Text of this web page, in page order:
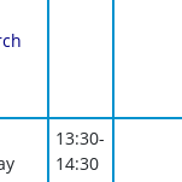
13:30-
14:30